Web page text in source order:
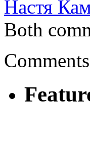
Настя
Both